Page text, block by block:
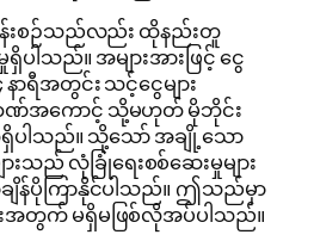
းစဉ်သည်လည်း ထိုနည်းတူ
ပါသည်။ အများအားဖြင့် ငွေ
ာရီအတွင်း သင့်ငွေများ
အကောင့် သို့မဟုတ် မိုဘိုင်း
ါသည်။ သို့သော် အချို့သော
သည် လုံခြုံရေးစစ်ဆေးမှုများ
ျိန်ပိုကြာနိုင်ပါသည်။ ဤသည်မှာ
အတွက် မရှိမဖြစ်လိုအပ်ပါသည်။